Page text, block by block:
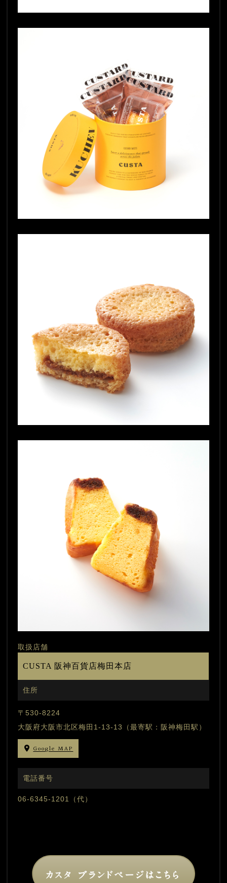
取扱店舗
CUSTA 阪神百貨店梅田本店
住所
〒530-8224
大阪府大阪市北区梅田1-13-13（最寄駅：阪神梅田駅）
Google MAP
電話番号
06-6345-1201（代）